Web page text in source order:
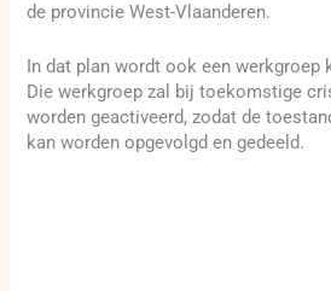
de provincie West-Vlaanderen.
In dat plan wordt ook een werkgroep
Die werkgroep zal bij toekomstige
worden geactiveerd, zodat de
kan worden opgevolgd en gedeeld.